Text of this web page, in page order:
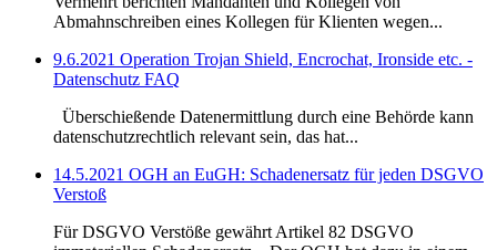
Abmahnschreiben eines Kollegen für Klienten wegen...
9.6.2021 Operation Trojan Shield, Encrochat, Ironside etc. -
Datenschutz FAQ
Überschießende Datenermittlung durch eine Behörde kann
datenschutzrechtlich relevant sein, das hat...
14.5.2021 OGH an EuGH: Schadenersatz für jeden DSGVO
Verstoß
Für DSGVO Verstöße gewährt Artikel 82 DSGVO